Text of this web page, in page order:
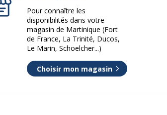
Pour connaître les
disponibilités dans votre
magasin de Martinique (Fort
de France, La Trinité, Ducos,
Le Marin, Schoelcher...)
Choisir mon magasin